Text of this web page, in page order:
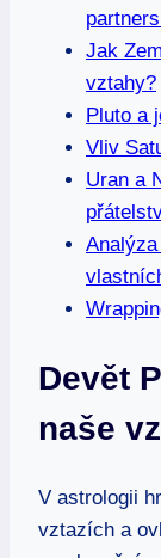
Jak
vztahy?
Pluto a
Vliv
Uran a
Devět
naše
V astrologii
vztazích a